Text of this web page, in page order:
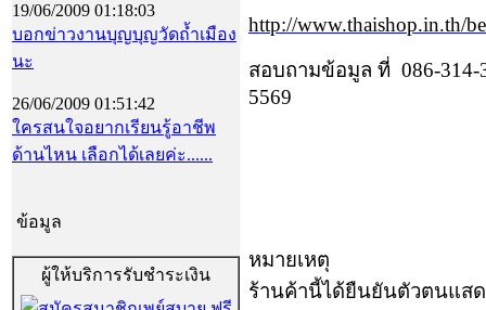
19/06/2009 01:18:03
บอกข่าวงานบุญบุญวัดถ้ำเมือง
นะ
26/06/2009 01:51:42
ใครสนใจอยากเรียนรู้อาชีพ
ด้านไหน เลือกได้เลยค่ะ......
ข้อมูล
ผู้ให้บริการรับชำระเงิน
http://www.thaishop.in.th/
สอบถามข้อมูล ที่ 086-314-
5569
หมายเหตุ
ร้านค้านี้ได้ยืนยันตัวตนแส